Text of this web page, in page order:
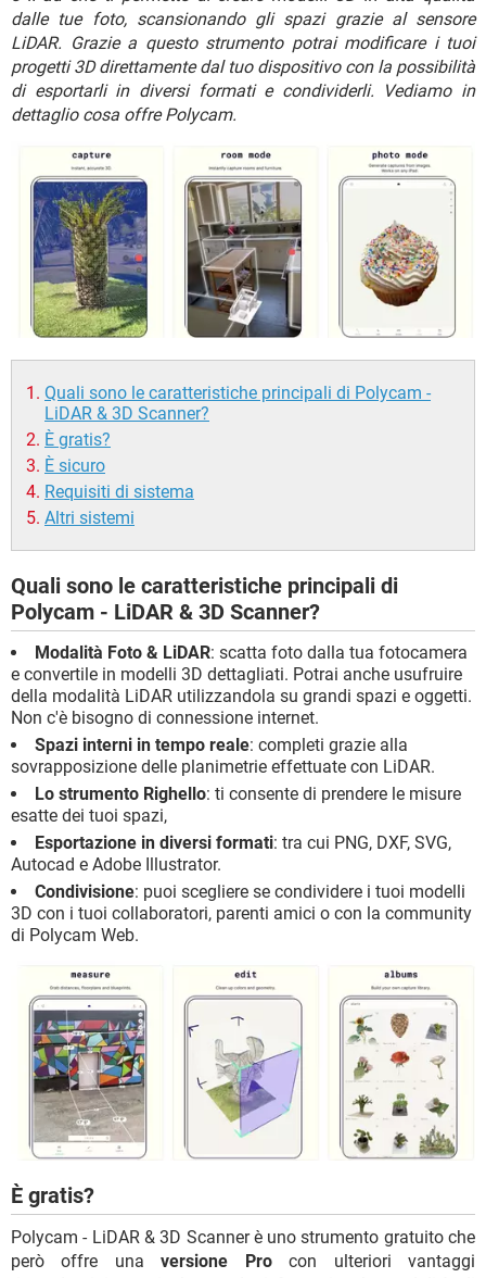
TIKTOK FACEBOOK
HARDWARE
dalle tue foto, scansionando gli spazi grazie al sensore
LiDAR. Grazie a questo strumento potrai modificare i tuoi
progetti 3D direttamente dal tuo dispositivo con la possibilità
di esportarli in diversi formati e condividerli. Vediamo in
dettaglio cosa offre Polycam.
Quali sono le caratteristiche principali di Polycam -
LiDAR & 3D Scanner?
È gratis?
È sicuro
Requisiti di sistema
Altri sistemi
Quali sono le caratteristiche principali di
Polycam - LiDAR & 3D Scanner?
Modalità Foto & LiDAR: scatta foto dalla tua fotocamera
e convertile in modelli 3D dettagliati. Potrai anche usufruire
della modalità LiDAR utilizzandola su grandi spazi e oggetti.
Non c'è bisogno di connessione internet.
Spazi interni in tempo reale: completi grazie alla
sovrapposizione delle planimetrie effettuate con LiDAR.
Lo strumento Righello: ti consente di prendere le misure
esatte dei tuoi spazi,
Esportazione in diversi formati: tra cui PNG, DXF, SVG,
Autocad e Adobe Illustrator.
Condivisione: puoi scegliere se condividere i tuoi modelli
3D con i tuoi collaboratori, parenti amici o con la community
di Polycam Web.
È gratis?
Polycam - LiDAR & 3D Scanner è uno strumento gratuito che
però offre unaversione Procon ulteriori vantaggi